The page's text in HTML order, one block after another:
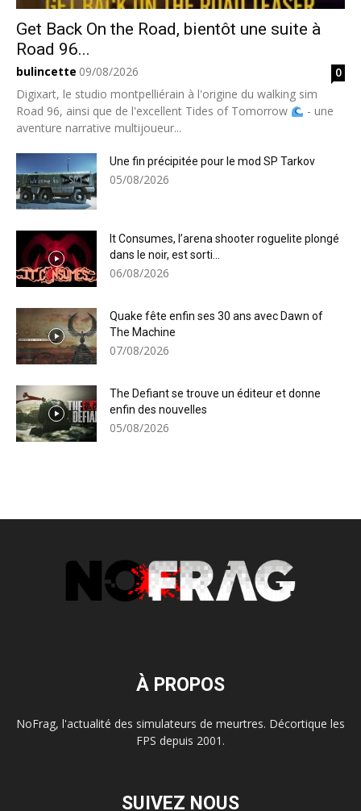
Get Back On the Road, bientôt une suite à
Road 96...
bulincette 09/08/2026
0
Digixart, le studio montpelliérain à l'origine du walking sim
Road 96, ainsi que de l'excellent Tides of Tomorrow
- une
aventure narrative multijoueur...
Une fin précipitée pour le mod SP Tarkov
05/08/2026
It Consumes, l’arena shooter roguelite plongé
dans le noir, est sorti...
06/08/2026
Quake fête enfin ses 30 ans avec Dawn of
The Machine
07/08/2026
The Defiant se trouve un éditeur et donne
enfin des nouvelles
05/08/2026
À PROPOS
NoFrag, l'actualité des simulateurs de meurtres. Décortique les
FPS depuis 2001.
SUIVEZ NOUS